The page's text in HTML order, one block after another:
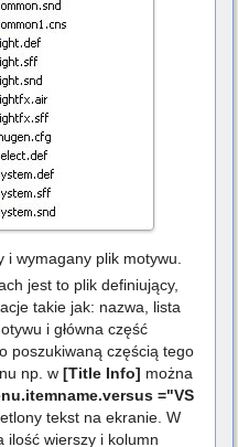
i wymagany plik motywu.
jest to plik definiujący,
takie jak: nazwa, lista
i główna część
poszukiwaną częścią tego
np. w [Title Info] można
="VS
tekst na ekranie. W
ilość wierszy i kolumn